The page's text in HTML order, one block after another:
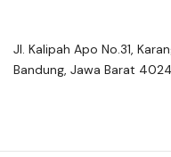
Jl. Kalipah Apo No.31,
Bandung, Jawa Barat